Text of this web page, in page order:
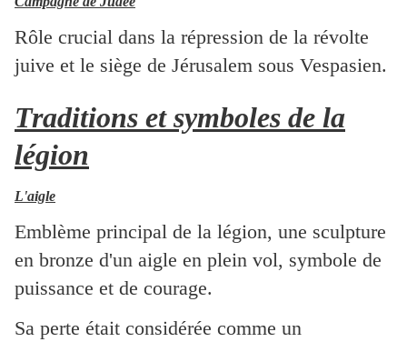
Rôle crucial dans la répression de la révolte
juive et le siège de Jérusalem sous Vespasien.
Traditions et symboles de la
légion
L'aigle
Emblème principal de la légion, une sculpture
en bronze d'un aigle en plein vol, symbole de
puissance et de courage.
Sa perte était considérée comme un